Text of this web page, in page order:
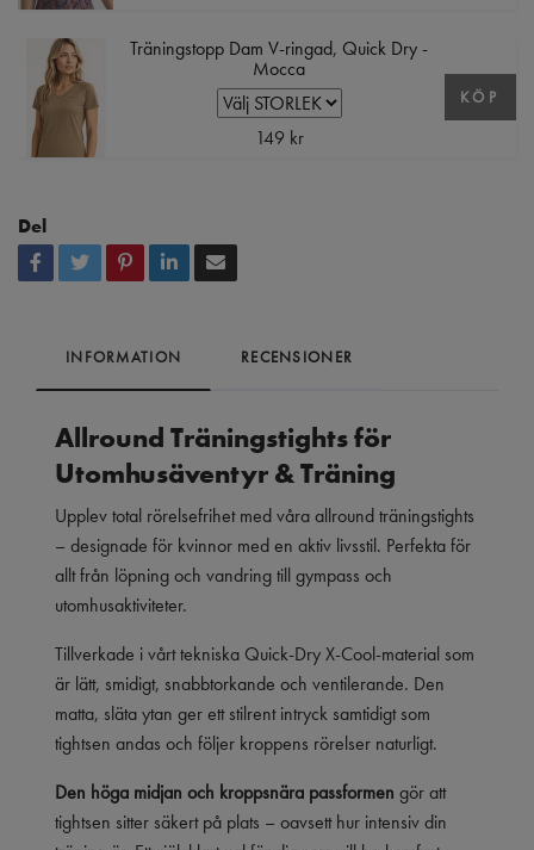
Träningstopp Dam V-ringad, Quick Dry -
Mocca
149 kr
KÖP
Del
INFORMATION RECENSIONER
Allround Träningstights för
Utomhusäventyr & Träning
Upplev total rörelsefrihet med våra allround träningstights
– designade för kvinnor med en aktiv livsstil. Perfekta för
allt från löpning och vandring till gympass och
utomhusaktiviteter.
Tillverkade i vårt tekniska Quick-Dry X-Cool-material som
är lätt, smidigt, snabbtorkande och ventilerande. Den
matta, släta ytan ger ett stilrent intryck samtidigt som
tightsen andas och följer kroppens rörelser naturligt.
Den höga midjan och kroppsnära passformen gör att
tightsen sitter säkert på plats – oavsett hur intensiv din